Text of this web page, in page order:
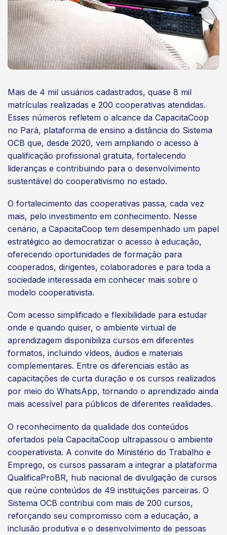
Mais de 4 mil usuários cadastrados, quase 8 mil
matrículas realizadas e 200 cooperativas atendidas.
Esses números refletem o alcance da CapacitaCoop
no Pará, plataforma de ensino a distância do Sistema
OCB que, desde 2020, vem ampliando o acesso à
qualificação profissional gratuita, fortalecendo
lideranças e contribuindo para o desenvolvimento
sustentável do cooperativismo no estado.
O fortalecimento das cooperativas passa, cada vez
mais, pelo investimento em conhecimento. Nesse
cenário, a CapacitaCoop tem desempenhado um papel
estratégico ao democratizar o acesso à educação,
oferecendo oportunidades de formação para
cooperados, dirigentes, colaboradores e para toda a
sociedade interessada em conhecer mais sobre o
modelo cooperativista.
Com acesso simplificado e flexibilidade para estudar
onde e quando quiser, o ambiente virtual de
aprendizagem disponibiliza cursos em diferentes
formatos, incluindo vídeos, áudios e materiais
complementares. Entre os diferenciais estão as
capacitações de curta duração e os cursos realizados
por meio do WhatsApp, tornando o aprendizado ainda
mais acessível para públicos de diferentes realidades.
O reconhecimento da qualidade dos conteúdos
ofertados pela CapacitaCoop ultrapassou o ambiente
cooperativista. A convite do Ministério do Trabalho e
Emprego, os cursos passaram a integrar a plataforma
QualificaProBR, hub nacional de divulgação de cursos
que reúne conteúdos de 49 instituições parceiras. O
Sistema OCB contribui com mais de 200 cursos,
reforçando seu compromisso com a educação, a
inclusão produtiva e o desenvolvimento de pessoas